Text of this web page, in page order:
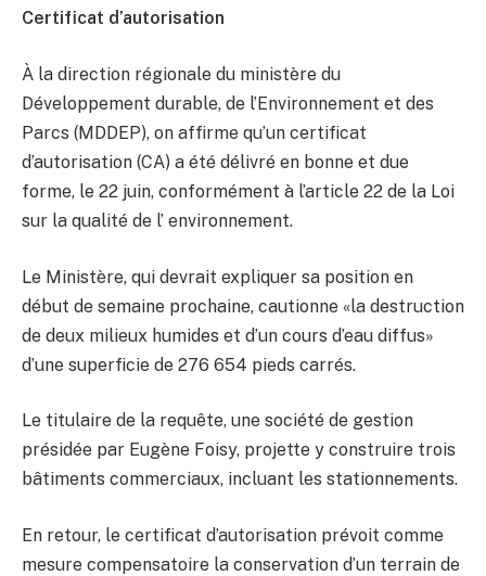
Certificat d’autorisation
À la direction régionale du ministère du
Développement durable, de l’Environnement et des
Parcs (MDDEP), on affirme qu’un certificat
d’autorisation (CA) a été délivré en bonne et due
forme, le 22 juin, conformément à l’article 22 de la Loi
sur la qualité de l’ environnement.
Le Ministère, qui devrait expliquer sa position en
début de semaine prochaine, cautionne «la destruction
de deux milieux humides et d’un cours d’eau diffus»
d’une superficie de 276 654 pieds carrés.
Le titulaire de la requête, une société de gestion
présidée par Eugène Foisy, projette y construire trois
bâtiments commerciaux, incluant les stationnements.
En retour, le certificat d’autorisation prévoit comme
mesure compensatoire la conservation d’un terrain de